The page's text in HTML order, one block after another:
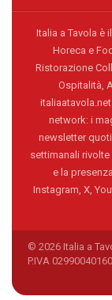
Italia a Tavola è
Horeca e
Ristorazione
Ospitalità,
network: i
newsletter
settimanali
e la
Instagram, X,
© 2026 Italia a
P.IVA 02990040160